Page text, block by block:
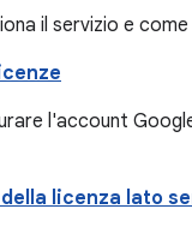
il servizio e
l'account
licenza lato